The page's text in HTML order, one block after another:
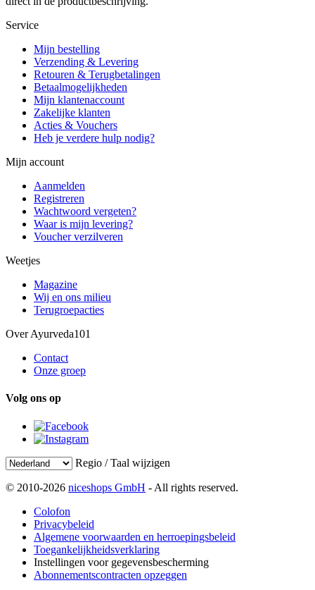
Service
Mijn bestelling
Verzending & Levering
Retouren & Terugbetalingen
Betaalmogelijkheden
Mijn klantenaccount
Zakelijke klanten
Acties & Vouchers
Heb je verdere hulp nodig?
Mijn account
Aanmelden
Registreren
Wachtwoord vergeten?
Waar is mijn levering?
Voucher verzilveren
Weetjes
Magazine
Wij en ons milieu
Terugroepacties
Over Ayurveda101
Contact
Onze groep
Volg ons op
Regio / Taal wijzigen
© 2010-2026 niceshops GmbH - All rights reserved.
Colofon
Privacybeleid
Algemene voorwaarden en herroepingsbeleid
Toegankelijkheidsverklaring
Instellingen voor gegevensbescherming
Abonnementscontracten opzeggen